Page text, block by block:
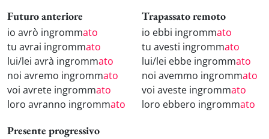
Futuro anteriore
io avrò ingrommato
tu avrai ingrommato
lui/lei avrà ingrommato
noi avremo ingrommato
voi avrete ingrommato
loro avranno ingrommato
Trapassato remoto
io ebbi ingrommato
tu avesti ingrommato
lui/lei ebbe ingrommato
noi avemmo ingrommato
voi aveste ingrommato
loro ebbero ingrommato
Presente progressivo